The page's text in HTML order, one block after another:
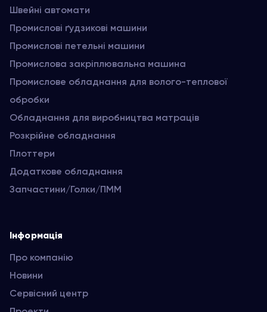
Швейні автомати
Промислові ґудзикові машини
Промислові петельні машини
Промислова закріплювальна машина
Промислове обладнання для волого-теплової
обробки
Обладнання для виробництва матраців
Розкрійне обладнання
Плоттери
Додаткове обладнання
Запчастини/Голки/ПММ
Інформація
Про компанію
Новини
Сервісний центр